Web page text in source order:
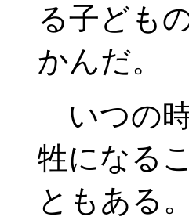
る子ども
かんだ。
いつの
牲になる
ともある